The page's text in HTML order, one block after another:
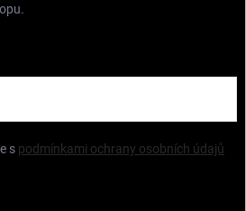
s podmínkami ochrany osobních údajů